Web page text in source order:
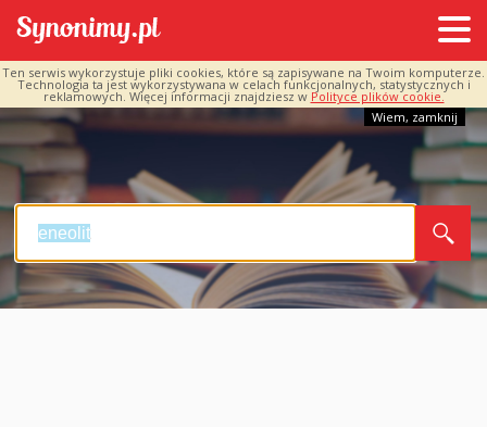
Ten serwis wykorzystuje pliki cookies, które są zapisywane na Twoim komputerze.
Technologia ta jest wykorzystywana w celach funkcjonalnych, statystycznych i
reklamowych. Więcej informacji znajdziesz w Polityce plików cookie.
Wiem, zamknij